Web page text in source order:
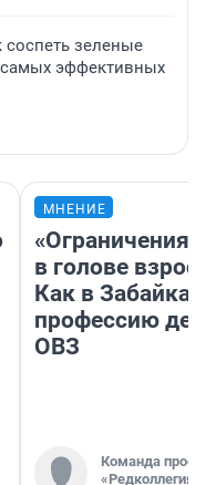
соспеть зеленые
эффективных
МНЕНИЕ
«Ограничения
в голове
Как в
профессию
ОВЗ
Команда
«Редколлегия»